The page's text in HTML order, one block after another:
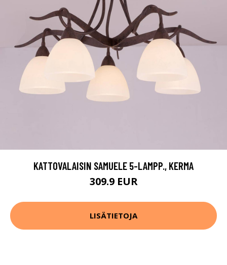
KATTOVALAISIN SAMUELE 5-LAMPP., KERMA
309.9 EUR
LISÄTIETOJA